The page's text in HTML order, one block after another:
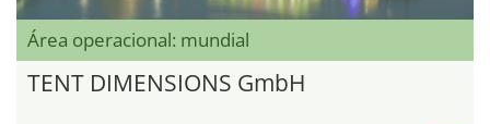
Área operacional: mundial
TENT DIMENSIONS GmbH